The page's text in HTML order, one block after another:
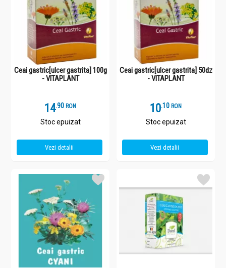
Ceai gastric[ulcer gastrita] 100g
- VITAPLANT
14.9 RON
Stoc epuizat
Vezi detalii
Ceai gastric[ulcer gastrita] 50dz
- VITAPLANT
10.1 RON
Stoc epuizat
Vezi detalii